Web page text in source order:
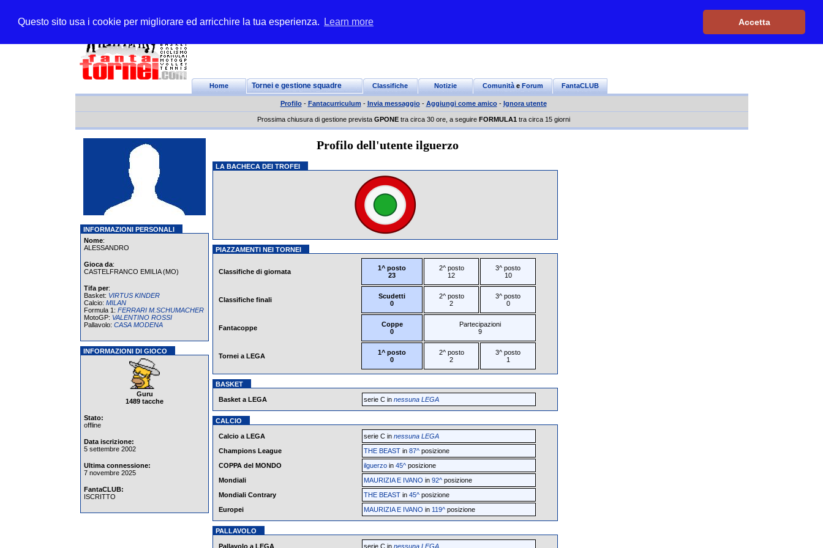
Questo sito usa i cookie per migliorare ed arricchire la tua esperienza. Learn more Accetta
Contattaci|Login|
Home Tornei e gestione squadre Classifiche Notizie Comunitàe Forum FantaCLUB
Profilo- Fantacurriculum - Invia messaggio- Aggiungi come amico- Ignora utente
Prossima chiusura di gestione prevista GPONEtra circa 30 ore, a seguire FORMULA1 tra circa 15 giorni
INFORMAZIONI PERSONALI
Nome:
ALESSANDRO
Gioca da:
CASTELFRANCO EMILIA (MO)
Tifa per:
Basket: VIRTUS KINDER
Calcio: MILAN
Formula 1: FERRARI M.SCHUMACHER
MotoGP: VALENTINO ROSSI
Pallavolo: CASA MODENA
INFORMAZIONI DI GIOCO
Guru
1489 tacche
Stato:
offline
Data iscrizione:
5 settembre 2002
Ultima connessione:
7 novembre 2025
FantaCLUB:
ISCRITTO
Profilo dell'utente ilguerzo
LA BACHECA DEI TROFEI
PIAZZAMENTI NEI TORNEI
Classifiche di giornata
1^ posto
23
2^ posto
12
3^ posto
10
Classifiche finali
Scudetti
0
2^ posto
2
3^ posto
0
Fantacoppe
Coppe
0
Partecipazioni
9
Tornei a LEGA
1^ posto
0
2^ posto
2
3^ posto
1
BASKET
Basket a LEGA serie C in nessuna LEGA
CALCIO
Calcio a LEGA serie C in nessuna LEGA
Champions League
THE BEAST in 87^ posizione
COPPA del MONDO
ilguerzo in 45^ posizione
Mondiali
MAURIZIA E IVANO in 92^ posizione
Mondiali Contrary
THE BEAST in 45^ posizione
Europei
MAURIZIA E IVANO in 119^ posizione
PALLAVOLO
Pallavolo a LEGA serie C in nessuna LEGA